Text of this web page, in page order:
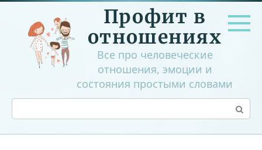
Перейти
контенту
Профит в
отношениях
Все про человеческие
отношения, эмоции и
состояния простыми словами
Поиск: